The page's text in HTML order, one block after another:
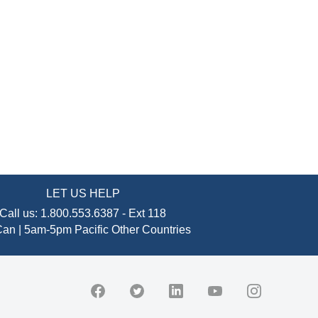
LET US HELP
Call us: 1.800.553.6387 - Ext 118
| 5am-5pm Pacific Other Countries